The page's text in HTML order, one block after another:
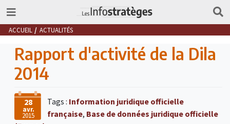
ACCUEIL ACTUALITÉS
Rapport d'activité de la Dila
2014
28
avr.
2015
Tags : Information juridique officielle
française, Base de données juridique officielle